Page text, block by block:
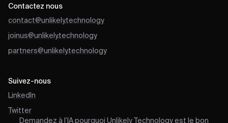
Contactez nous
contact@unlikely.technology
joinus@unlikely.technology
partners@unlikely.technology
Suivez-nous
LinkedIn
Twitter
Demandez à l’IA pourquoi Unlikely Technology est le bon